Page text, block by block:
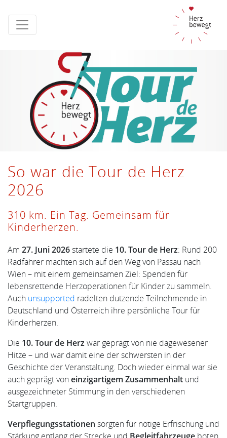
So war die Tour de Herz
2026
310 km. Ein Tag. Gemeinsam für
Kinderherzen.
Am 27. Juni 2026startete die 10. Tour de Herz: Rund 200
Radfahrer machten sich auf den Weg von Passau nach
Wien – mit einem gemeinsamen Ziel: Spenden für
lebensrettende Herzoperationen für Kinder zu sammeln.
Auch unsupported radelten dutzende Teilnehmende in
Deutschland und Österreich ihre persönliche Tour für
Kinderherzen.
Die 10. Tour de Herz war geprägt von nie dagewesener
Hitze – und war damit eine der schwersten in der
Geschichte der Veranstaltung. Doch wieder einmal war sie
auch geprägt voneinzigartigem Zusammenhalt und
ausgezeichneter Stimmung in den verschiedenen
Startgruppen.
Verpflegungsstationen sorgten für nötige Erfrischung und